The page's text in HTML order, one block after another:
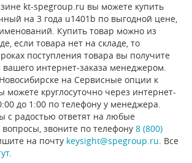
kt-spegroup.ru вы можете купить
на 3 года u1401b по выгодной цене,
Купить товар можно из
если товара нет на складе, то
поступления товара вы получите
вашего интернет-заказа менеджером.
на Сервисные опции к
можете круглосуточно через интернет-
до 1:00 по телефону у менеджера.
с радостью ответят на любые
звоните по телефону 8 (800)
на почту keysight@spegroup.ru. Все
.